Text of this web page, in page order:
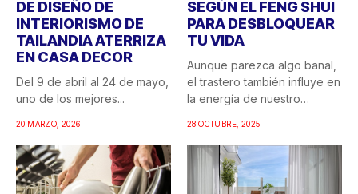
DE DISEÑO DE
INTERIORISMO DE
TAILANDIA ATERRIZA
EN CASA DECOR
Del 9 de abril al 24 de mayo,
uno de los mejores...
20 MARZO, 2026
SEGÚN EL FENG SHUI
PARA DESBLOQUEAR
TU VIDA
Aunque parezca algo banal,
el trastero también influye en
la energía de nuestro
28 OCTUBRE, 2025